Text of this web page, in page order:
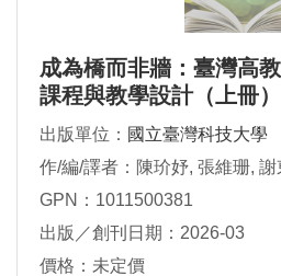
成為橋而非牆：臺灣高
課程與教學設計（上冊
工領域
出版單位： 國立臺灣科技大學
作/編/譯者：陳玠妤, 張維珊,
GPN：1011500381
出版／創刊日期：2026-03
價格：未定價